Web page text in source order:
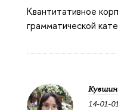
Квантитативное
грамматической
14-01-